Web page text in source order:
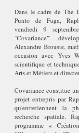
Dans le cadre de The
Punto de Fuga,
vendredi 9
"Covariance"'
Alexandre Brouste,
occasion avec Yves
scientifique et
Arts et Métiers et
Covariance constitue
projet entrepris par
qu'entretiennent la
recherche spatiale.
programme «